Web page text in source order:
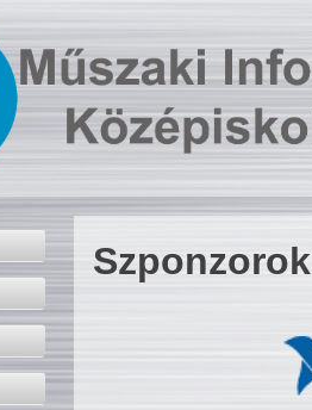
Szponzorok